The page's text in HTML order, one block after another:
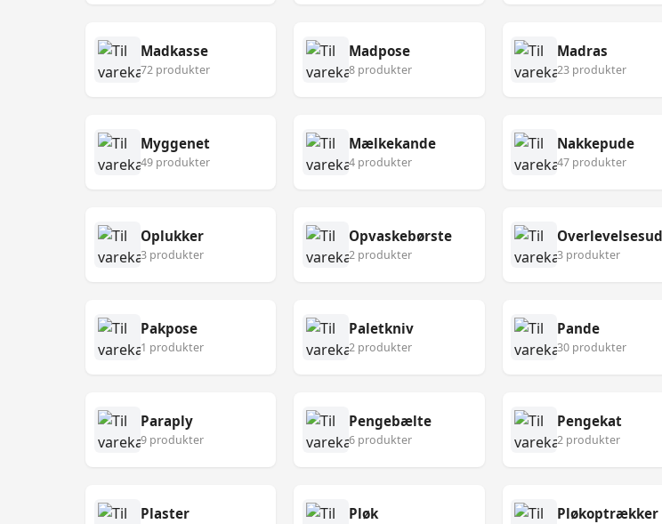
Madkasse
72 produkter
Madpose
8 produkter
Madras
23 produkter
Myggenet
49 produkter
Mælkekande
4 produkter
Nakkepude
47 produkter
Oplukker
3 produkter
Opvaskebørste
2 produkter 3 produkter
Pakpose
1 produkter
Paletkniv
2 produkter
Pande
30 produkter
Paraply
9 produkter
Pengebælte
6 produkter
Pengekat
2 produkter
Plaster Pløk Pløkoptrækker